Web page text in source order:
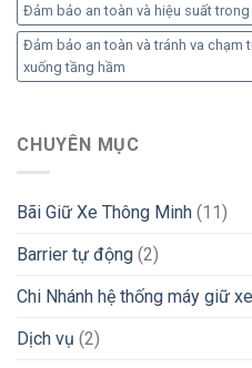
Đảm bảo an toàn và hiệu suất trong
Đảm bảo an toàn và tránh va chạm
xuống tầng hầm
CHUYÊN MỤC
Bãi Giữ Xe Thông Minh (11)
Barrier tự động (2)
Chi Nhánh hệ thống máy giữ
Dịch vụ (2)